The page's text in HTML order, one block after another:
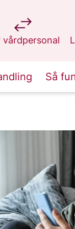
vårdpersonal
på 1177.se
Så